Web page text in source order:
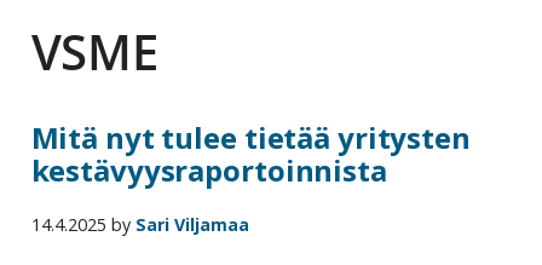
ry
FBTA
FBTA
on
palveluja
ostavien
niitä
VSME
Mitä nyt tulee tietää yritysten
kestävyysraportoinnista
14.4.2025 by Sari Viljamaa